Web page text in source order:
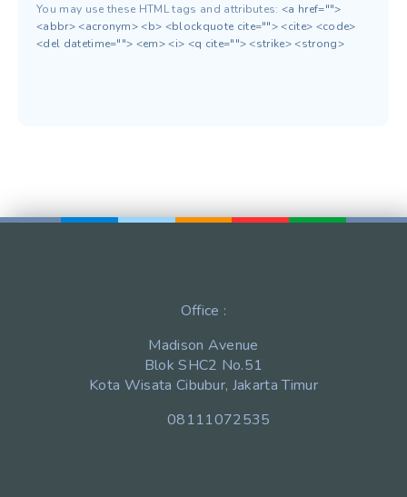
You may use these HTML tags and attributes:<a href="">
<abbr> <acronym> <b> <blockquote cite=""> <cite> <code>
<del datetime=""> <em> <i> <q cite=""> <strike> <strong>
Office :
Madison Avenue
Blok SHC2 No.51
Kota Wisata Cibubur, Jakarta Timur
08111072535